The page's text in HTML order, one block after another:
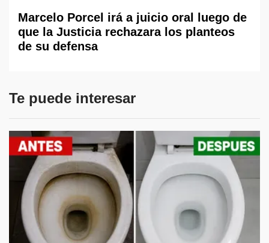
Marcelo Porcel irá a juicio oral luego de
que la Justicia rechazara los planteos
de su defensa
Te puede interesar